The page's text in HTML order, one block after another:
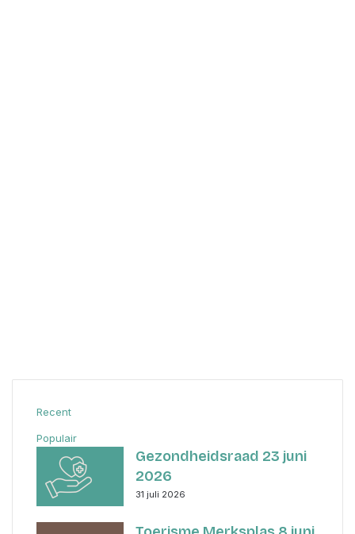
Recent
Populair
Gezondheidsraad 23 juni
2026
31 juli 2026